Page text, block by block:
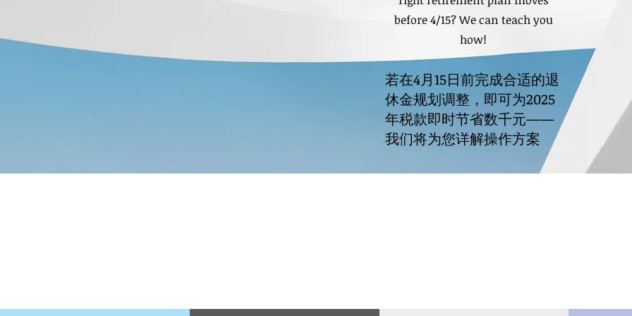
before 4/15? We can teach you
how!
若在4月15日前完成合适的退
休金规划调整，即可为2025
年税款即时节省数千元——
我们将为您详解操作方案